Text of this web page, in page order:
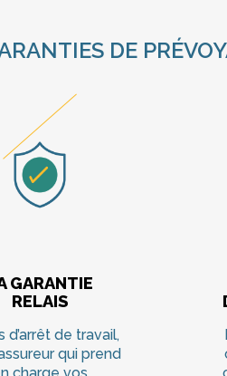
DE
GARANTIE
RELAIS
d’arrêt de travail,
qui prend